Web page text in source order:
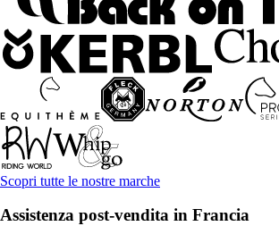
Scopri tutte le nostre marche
Assistenza post-vendita in Francia